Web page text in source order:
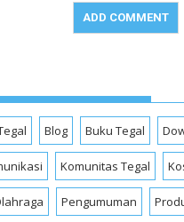
Blog Buku Tegal
Komunitas Tegal
Pengumuman